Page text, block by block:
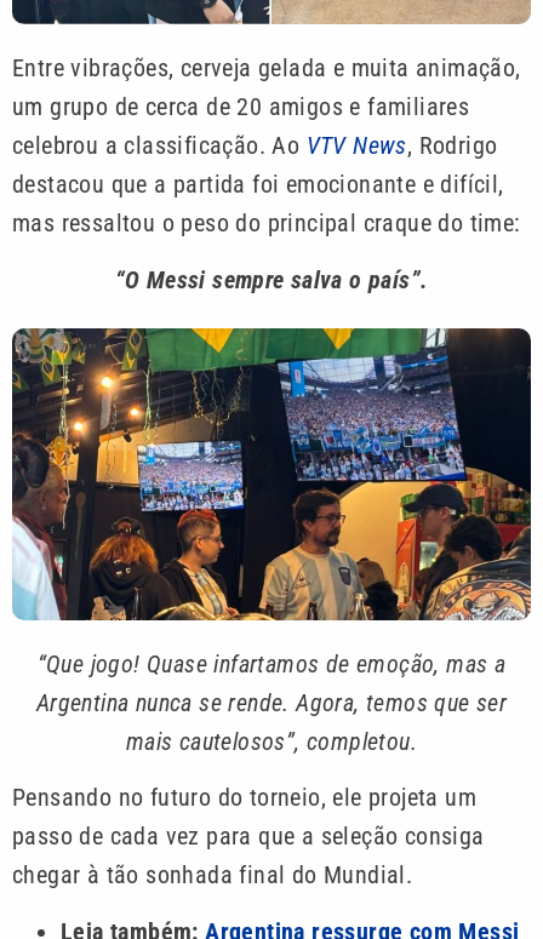
Entre vibrações, cerveja gelada e muita animação,
um grupo de cerca de 20 amigos e familiares
celebrou a classificação. Ao VTV News, Rodrigo
destacou que a partida foi emocionante e difícil,
mas ressaltou o peso do principal craque do time:
“O Messi sempre salva o país”.
“Que jogo! Quase infartamos de emoção, mas a
Argentina nunca se rende. Agora, temos que ser
mais cautelosos”, completou.
Pensando no futuro do torneio, ele projeta um
passo de cada vez para que a seleção consiga
chegar à tão sonhada final do Mundial.
Leia também:Argentina ressurge com Messi